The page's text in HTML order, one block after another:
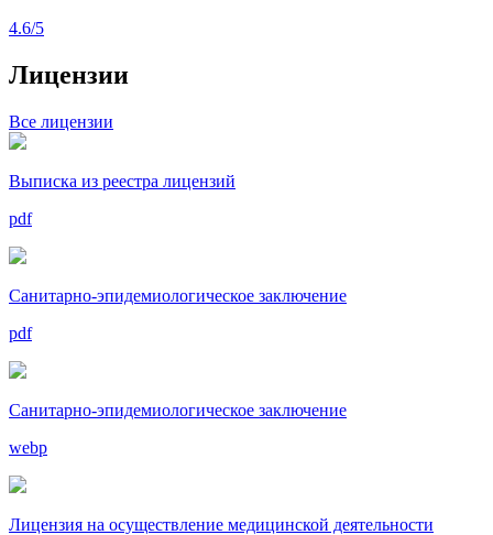
4.6/5
Лицензии
Все лицензии
Выписка из реестра лицензий
pdf
Санитарно-эпидемиологическое заключение
pdf
Санитарно-эпидемиологическое заключение
webp
Лицензия на осуществление медицинской деятельности